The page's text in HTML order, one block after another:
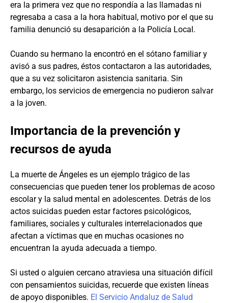
era la primera vez que no respondía a las llamadas ni
regresaba a casa a la hora habitual, motivo por el que su
familia denunció su desaparición a la Policía Local.
Cuando su hermano la encontró en el sótano familiar y
avisó a sus padres, éstos contactaron a las autoridades,
que a su vez solicitaron asistencia sanitaria. Sin
embargo, los servicios de emergencia no pudieron salvar
a la joven.
Importancia de la prevención y
recursos de ayuda
La muerte de Ángeles es un ejemplo trágico de las
consecuencias que pueden tener los problemas de acoso
escolar y la salud mental en adolescentes. Detrás de los
actos suicidas pueden estar factores psicológicos,
familiares, sociales y culturales interrelacionados que
afectan a víctimas que en muchas ocasiones no
encuentran la ayuda adecuada a tiempo.
Si usted o alguien cercano atraviesa una situación difícil
con pensamientos suicidas, recuerde que existen líneas
de apoyo disponibles. El Servicio Andaluz de Salud